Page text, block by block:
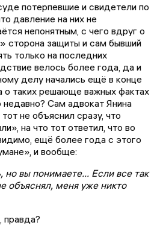
потерпевшие и свидетели по
давление на них не
непонятным, с чего вдруг о
сторона защиты и сам бывший
только на последних
велось более года, да и
делу начались ещё в конце
о таких решающе важных фактах
недавно? Сам адвокат Янина
не объяснил сразу, что
на что тот ответил, что во
ещё более года с этого
и вообще:
но вы понимаете... Если все так
объяснял, меня уже никто
правда?